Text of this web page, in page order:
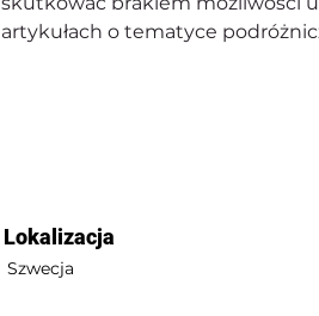
artykułach o tematyce
Lokalizacja
Szwecja